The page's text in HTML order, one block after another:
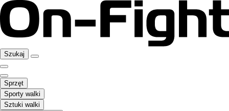
Szukaj
Sprzęt
Sporty walki
Sztuki walki